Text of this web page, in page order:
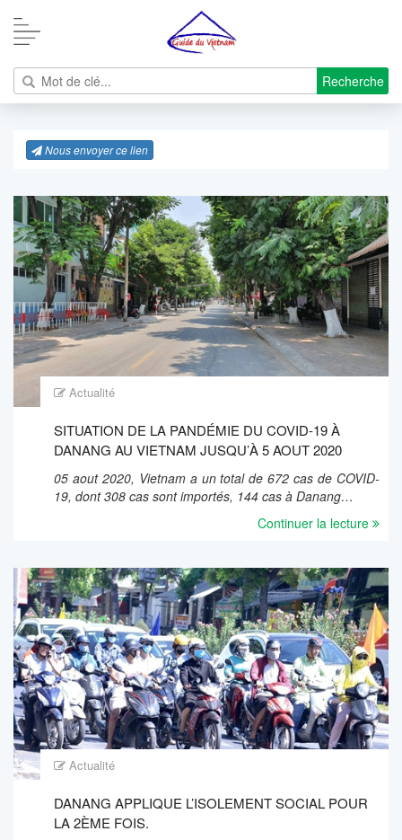
Recherche
Nous envoyer ce lien
Actualité
SITUATION DE LA PANDÉMIE DU COVID-19 À
DANANG AU VIETNAM JUSQU’À 5 AOUT 2020
05 aout 2020, Vietnam a un total de 672 cas de COVID-
19, dont 308 cas sont importés, 144 cas à Danang…
Continuer la lecture
Actualité
DANANG APPLIQUE L’ISOLEMENT SOCIAL POUR
LA 2ÈME FOIS.